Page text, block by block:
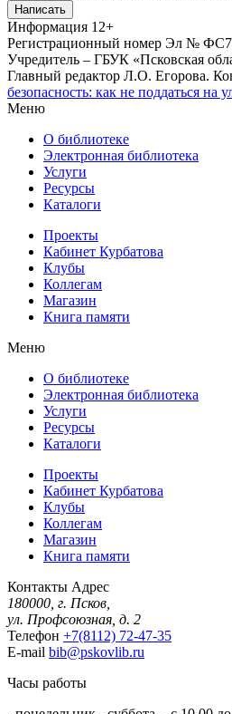
Написать
Информация 12+
Регистрационный номер Эл №
Учредитель – ГБУК «Псковская
Главный редактор Л.О. Егорова.
безопасность: как не поддаться на
Меню
О библиотеке
Электронная библиотека
Услуги
Ресурсы
Каталоги
Проекты
Кабинет Курбатова
Клубы
Коллегам
Магазин
Книга памяти
Меню
О библиотеке
Электронная библиотека
Услуги
Ресурсы
Каталоги
Проекты
Кабинет Курбатова
Клубы
Коллегам
Магазин
Книга памяти
Контакты Адрес
180000, г. Псков,
ул. Профсоюзная, д. 2
Телефон +7(8112) 72-47-35
E-mail bib@pskovlib.ru
Часы работы